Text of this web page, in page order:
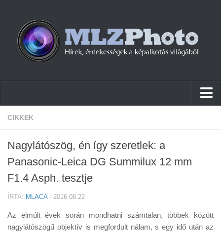
Hírek
Cikkek
Tanácsok
CIKKEK
Nagylátószög, én így szeretlek: a
Panasonic-Leica DG Summilux 12 mm
F1.4 Asph. tesztje
ÍRTA: MLACA· 2016.08.22
Az elmúlt évek során mondhatni számtalan, többek között
nagylátószögű objektív is megfordult nálam, s egy idő után az